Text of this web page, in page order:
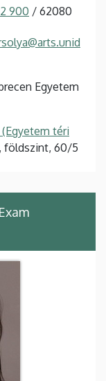
900 / 62080
Egyetem
téri
, földszint, 60/5